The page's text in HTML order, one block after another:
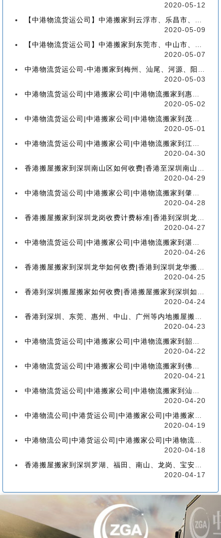
2020-05-12
【中港物流货运公司】中港搬家到云浮市、乐昌市、南雄市、廉江市收费标准+流程价格
2020-05-09
【中港物流货运公司】中港搬家到东莞市、中山市、潮州市、揭阳市收费标准+流程价格
2020-05-07
中港物流货运公司-中港搬家到梅州、汕尾、河源、阳江、清远的流程、价格和收费标准
2020-05-03
中港物流货运公司|中港搬家公司|中港物流搬家到惠州流程、联运、包装、价格、电话、标准
2020-05-02
中港物流货运公司|中港搬家公司|中港物流搬家到茂名流程、联运、包装、价格、电话、标准
2020-05-01
中港物流货运公司|中港搬家公司|中港物流搬家到江门流程、联运、包装、价格、电话、标准
2020-04-30
香港搬屋搬家到深圳南山区如何收费|香港至深圳南山区搬屋搬家流程、分类、包装、价格
2020-04-29
中港物流货运公司|中港搬家公司|中港物流搬家到肇庆流程、联运、包装、价格、电话、标准
2020-04-28
香港搬屋搬家到深圳龙岗收费计费标准|香港到深圳龙岗区搬家如何收费【香港搬家到龙岗】
2020-04-27
中港物流货运公司|中港搬家公司|中港物流搬家到湛江流程、联运、包装、价格、电话、标准
2020-04-26
香港搬屋搬家到深圳龙华如何收费|香港到深圳龙华搬屋搬家收费标准-【服务客户操作实感】
2020-04-25
香港到深圳搬屋搬家如何收费|香港搬屋搬家到深圳如何计费-【分享公司具体报价操作流程】
2020-04-24
香港到深圳、东莞、惠州、中山、广州等内地搬屋搬家，如何选择香港物流搬家公司
2020-04-23
中港物流货运公司|中港搬家公司|中港物流搬家到韶关流程、联运、包装、价格、电话、标准
2020-04-22
中港物流货运公司|中港搬家公司|中港物流搬家到佛山流程、联运、包装、价格、电话、标准
2020-04-21
中港物流货运公司|中港搬家公司|中港物流搬家到汕头的流程、联运、包装、价格、电话、标准
2020-04-20
中港物流公司|中港货运公司|中港搬家公司|中港搬家到珠海的流程、联运、包装、价格、电话
2020-04-19
中港物流公司|中港货运公司|中港搬家公司|中港物流搬家到广州的流程、联运、包装、价格
2020-04-18
香港搬屋搬家到深圳罗湖、福田、南山、龙岗、宝安、盐田、龙华、大鹏、坪山流程和价格
2020-04-17